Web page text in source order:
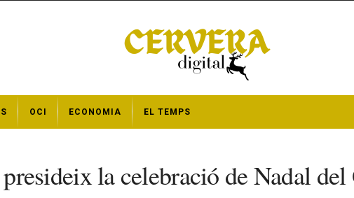
OCI ECONOMIA EL TEMPS
la celebració de Nadal